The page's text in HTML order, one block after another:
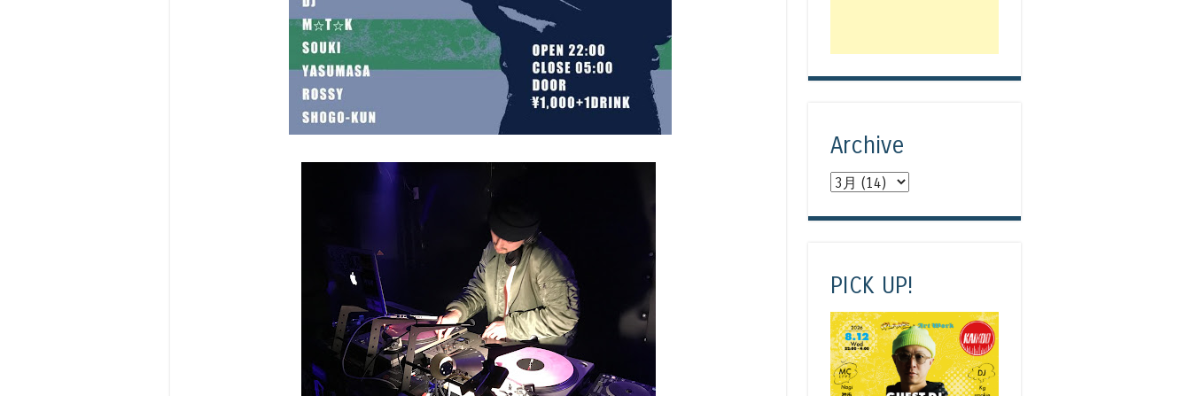
Archive
PICK UP!